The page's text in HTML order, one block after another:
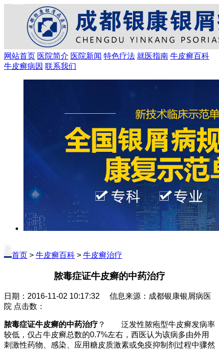
网站首页 医院简介 医院新闻 特色疗法 就医指南 牛皮癣百科
牛皮癣病因 联系我们
首页 > 牛皮癣百科 > 牛皮癣治疗
脓毒症证牛皮癣的中药治疗
日期：2016-11-02 10:17:32 信息来源：成都银康银屑病医
院 点击数：
脓毒症证牛皮癣的中药治疗 ？ 泛发性脓疱型牛皮癣发病率
较低，仅占牛皮癣总数的0.7%左右，西医认为该病多由外用
刺激性药物、感染、应用糖皮质激素或免疫抑制剂过程中骤然